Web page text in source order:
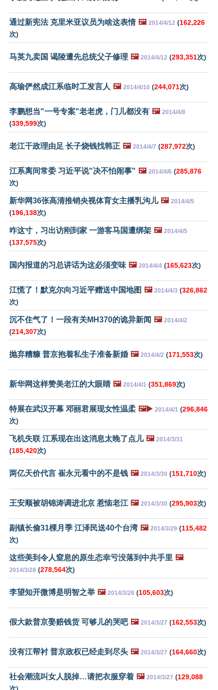
通过新宪法 克里米亚议员为啥这表情 🖼️ 2014/4/12 (162,226
次)
马英九卖国 谒陵遭先总统父子修理 🖼️ 2014/4/12 (293,351次)
高瑜俨然成江系临时工发言人 🖼️ 2014/4/10 (244,071次)
李鹏想当"一号专案"老老虎，门儿都没有 🖼️ 2014/4/8
(339,599次)
老江干政理由足 长子烧钱找韩正 🖼️ 2014/4/7 (287,972次)
江系离间常委 习近平说"决不怕闹事" 🖼️ 2014/4/6 (285,876
次)
新华网36张高清推销央视体育女主播乳沟儿 🖼️ 2014/4/5
(196,138次)
咋这寸，习出访刚到家 一游客马国遭绑架 🖼️ 2014/4/5
(137,575次)
国内报道的习总讲话为这必须变味 🖼️ 2014/4/4 (165,623次)
江慌了！默克尔向习近平赠送中国地图 🖼️ 2014/4/3 (326,862
次)
沉不住气了！一段有关MH370的诡异新闻 🖼️ 2014/4/2
(214,307次)
抛弃糟糠 普京抱着私生子准备新婚 🖼️ 2014/4/2 (171,553次)
新华网这样赞美老江的大眼睛 🖼️ 2014/4/1 (351,869次)
特展在武汉开幕 邓丽君展现女性温柔 🖼️▶️ 2014/4/1 (296,846
次)
飞机失联 江系现在出这消息太晚了点儿 🖼️ 2014/3/31
(185,420次)
两亿天价代言 崔永元看中的不是钱 🖼️ 2014/3/30 (151,710次)
王安顺被胡锦涛调进北京 惹恼老江 🖼️ 2014/3/30 (295,903次)
副镇长偷31棵月季 江泽民送40个台湾 🖼️ 2014/3/29 (115,482
次)
这些美到令人窒息的原生态幸亏没落到中共手里 🖼️
2014/3/28 (278,564次)
李望知开微博是明智之举 🖼️ 2014/3/28 (105,603次)
假大款普京娶赔钱货 可够儿的哭吧 🖼️ 2014/3/27 (162,553次)
没有江帮衬 普京政权已经走到尽头 🖼️ 2014/3/27 (164,660次)
社会潮流叫女人脱掉…请把衣服穿着 🖼️ 2014/3/27 (129,088